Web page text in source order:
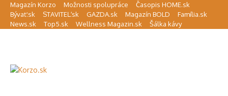
Preskočiť na obsah
Magazín Korzo Možnosti spolupráce
Časopis HOME.sk
Bývať.sk
STAVITEĽ.sk GAZDA.sk Magazín BOLD
Família.sk
News.sk
Top5.sk Wellness Magazin.sk Šálka kávy